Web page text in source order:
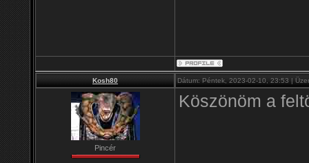
Kosh80 Dátum: Péntek, 2023-02-10, 23:53 |
Pincér
Köszönöm a